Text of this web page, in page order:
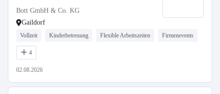
Bott GmbH & Co. KG
Gaildorf
Vollzeit Kinderbetreuung Flexible Arbeitszeiten Firmenevents
4
02.08.2026